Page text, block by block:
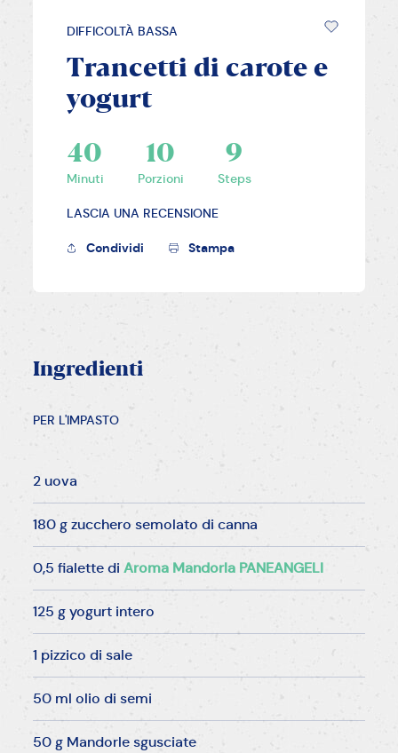
DIFFICOLTÀ BASSA
Trancetti di carote e
yogurt
40
Minuti
10
Porzioni
9
Steps
LASCIA UNA RECENSIONE
Condividi Stampa
Ingredienti
PER L'IMPASTO
2 uova
180 g zucchero semolato di canna
0,5 fialette diAroma Mandorla PANEANGELI
125 g yogurt intero
1 pizzico di sale
50 ml olio di semi
50 g Mandorle sgusciate